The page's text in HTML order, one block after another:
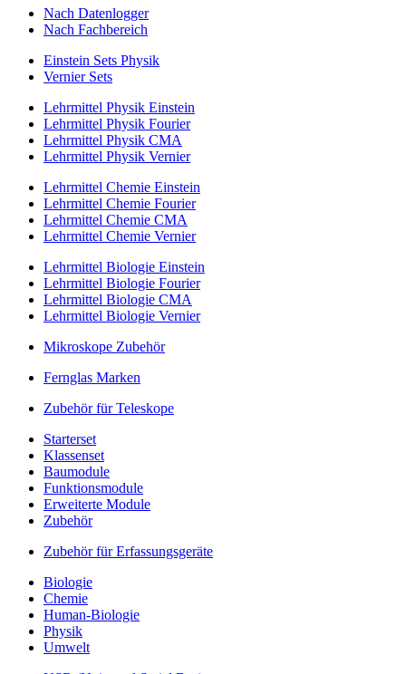
Nach Datenlogger
Nach Fachbereich
Einstein Sets Physik
Vernier Sets
Lehrmittel Physik Einstein
Lehrmittel Physik Fourier
Lehrmittel Physik CMA
Lehrmittel Physik Vernier
Lehrmittel Chemie Einstein
Lehrmittel Chemie Fourier
Lehrmittel Chemie CMA
Lehrmittel Chemie Vernier
Lehrmittel Biologie Einstein
Lehrmittel Biologie Fourier
Lehrmittel Biologie CMA
Lehrmittel Biologie Vernier
Mikroskope Zubehör
Fernglas Marken
Zubehör für Teleskope
Starterset
Klassenset
Baumodule
Funktionsmodule
Erweiterte Module
Zubehör
Zubehör für Erfassungsgeräte
Biologie
Chemie
Human-Biologie
Physik
Umwelt